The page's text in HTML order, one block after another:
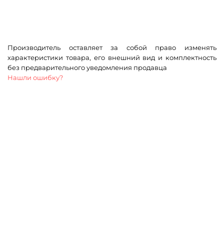
Производитель оставляет за собой право изменять
характеристики товара, его внешний вид и комплектность
без предварительного уведомления продавца
Нашли ошибку?